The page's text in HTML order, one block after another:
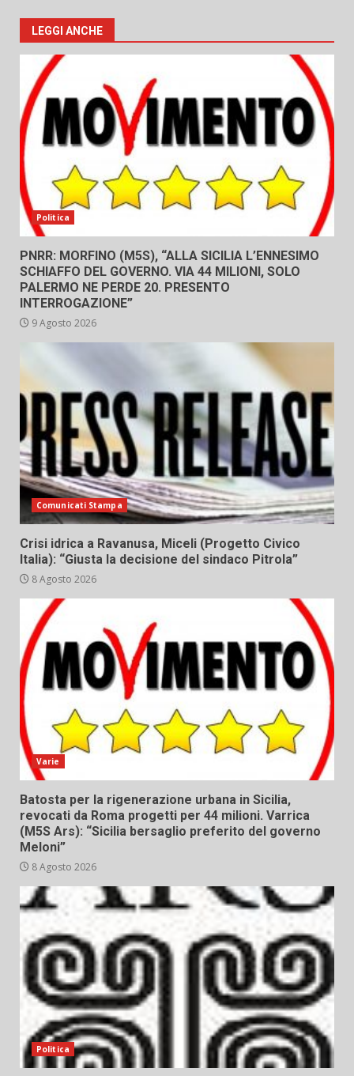
LEGGI ANCHE
Politica
PNRR: MORFINO (M5S), “ALLA SICILIA L’ENNESIMO
SCHIAFFO DEL GOVERNO. VIA 44 MILIONI, SOLO
PALERMO NE PERDE 20. PRESENTO
INTERROGAZIONE”
9 Agosto 2026
Comunicati Stampa
Crisi idrica a Ravanusa, Miceli (Progetto Civico
Italia): “Giusta la decisione del sindaco Pitrola”
8 Agosto 2026
Varie
Batosta per la rigenerazione urbana in Sicilia,
revocati da Roma progetti per 44 milioni. Varrica
(M5S Ars): “Sicilia bersaglio preferito del governo
Meloni”
8 Agosto 2026
Politica